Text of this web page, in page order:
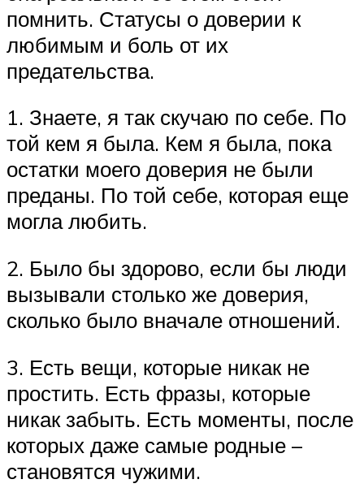
помнить. Статусы о доверии к
любимым и боль от их
предательства.
1. Знаете, я так скучаю по себе. По
той кем я была. Кем я была, пока
остатки моего доверия не были
преданы. По той себе, которая еще
могла любить.
2. Было бы здорово, если бы люди
вызывали столько же доверия,
сколько было вначале отношений.
3. Есть вещи, которые никак не
простить. Есть фразы, которые
никак забыть. Есть моменты, после
которых даже самые родные –
становятся чужими.